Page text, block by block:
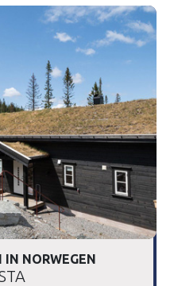
NORWEGEN